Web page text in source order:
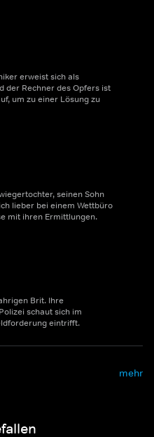
erweist sich als
der Rechner des Opfers ist
um zu einer Lösung zu
seinen Sohn
lieber bei einem Wettbüro
mit ihren Ermittlungen.
Brit. Ihre
schaut sich im
eintrifft.
mehr